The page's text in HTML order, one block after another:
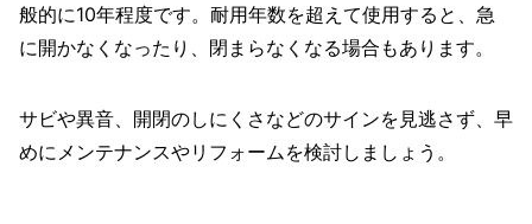
般的に10年程度です。 耐用年数を超えて使用すると、急
に開かなくなったり、閉まらなくなる場合もあります。
サビや異音、開閉のしにくさなどのサインを見逃さず、早
めにメンテナンスやリフォームを検討しましょう。